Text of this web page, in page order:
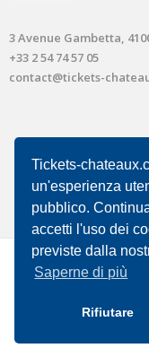
Tickets-
un'esperienza
pubblico.
accetti l'uso dei
previste dalla
Saperne di più
Rifiutare
3 Avenue Gambetta,
+33 2 54 74 57 05
contact@tickets-
Copyright © 2026 -